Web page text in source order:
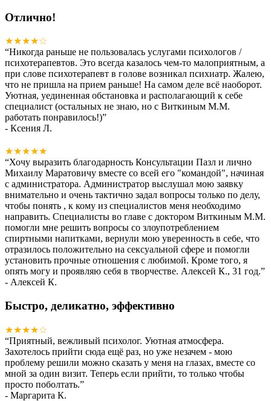
Отлично!
★★★★☆
“Никогда раньше не пользовалась услугами психологов /
психотерапевтов. Это всегда казалось чем-то малоприятным, а
при слове психотерапевт в голове возникал психиатр. Жалею,
что не пришла на прием раньше! На самом деле всё наоборот.
Уютная, уединенная обстановка и располагающий к себе
специалист (остальных не знаю, но с Виткиным М.М.
работать понравилось!)”
- Ксения Л.
★★★★★
“Хочу выразить благодарность Консультации Пазл и лично
Михаилу Маратовичу вместе со всей его "командой", начиная
с администратора. Администратор выслушал мою заявку
внимательно и очень тактично задал вопросы только по делу,
чтобы понять , к кому из специалистов меня необходимо
направить. Специалисты во главе с доктором Виткиным М.М.
помогли мне решить вопросы со злоупотреблением
спиртными напитками, вернули мою уверенность в себе, что
отразилось положительно на сексуальной сфере и помогли
установить прочные отношения с любимой. Кроме того, я
опять могу и проявляю себя в творчестве. Алексей К., 31 год.”
- Алексей К.
Быстро, деликатно, эффективно
★★★★☆
“Приятный, вежливый психолог. Уютная атмосфера.
Захотелось прийти сюда ещё раз, но уже незачем - мою
проблему решили можно сказать у меня на глазах, вместе со
мной за один визит. Теперь если прийти, то только чтобы
просто поболтать.”
- Маргарита К.